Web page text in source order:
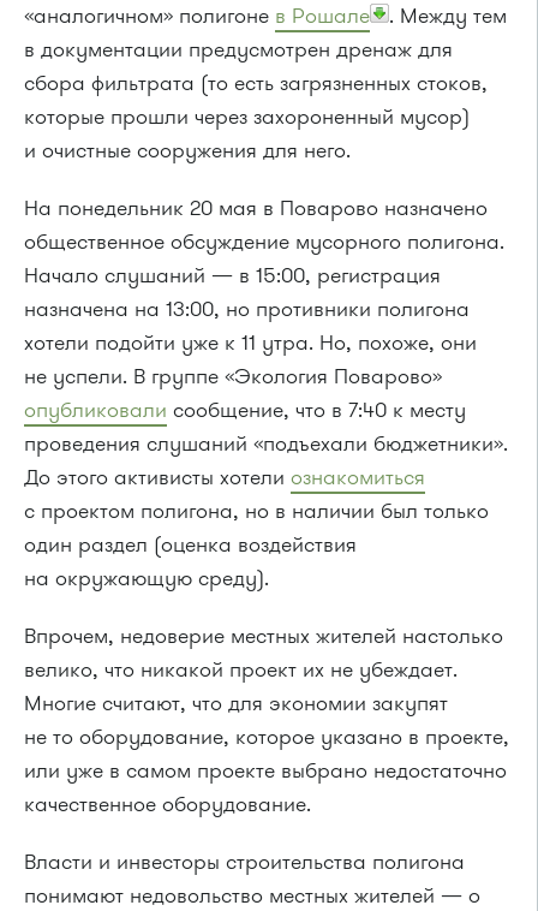
«аналогичном» полигоне в Рошале
. Между тем
в документации предусмотрен дренаж для
сбора фильтрата (то есть загрязненных стоков,
которые прошли через захороненный мусор)
и очистные сооружения для него.
На понедельник 20 мая в Поварово назначено
общественное обсуждение мусорного полигона.
Начало слушаний — в 15:00, регистрация
назначена на 13:00, но противники полигона
хотели подойти уже к 11 утра. Но, похоже, они
не успели. В группе «Экология Поварово»
опубликовали сообщение, что в 7:40 к месту
проведения слушаний «подъехали бюджетники».
До этого активисты хотели ознакомиться
с проектом полигона, но в наличии был только
один раздел (оценка воздействия
на окружающую среду).
Впрочем, недоверие местных жителей настолько
велико, что никакой проект их не убеждает.
Многие считают, что для экономии закупят
не то оборудование, которое указано в проекте,
или уже в самом проекте выбрано недостаточно
качественное оборудование.
Власти и инвесторы строительства полигона
понимают недовольство местных жителей — о